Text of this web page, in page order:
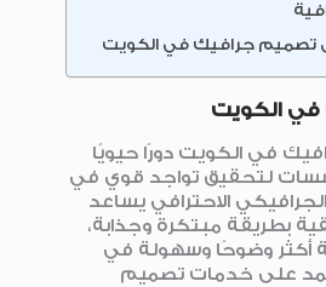
تصميم جرافيك في الكويت
الكويت
في الكويت دورًا حيويًا
لتحقيق تواجد قوي في
الاحترافي يساعد
بطريقة مبتكرة وجذابة،
أكثر وضوحًا وسهولة في
على خدمات تصميم